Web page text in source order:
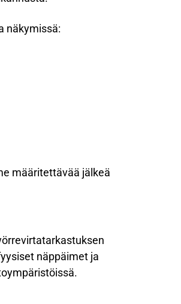
näkymissä:
määritettävää jälkeä
näppäimet ja